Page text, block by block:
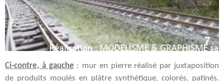
Ci-contre, à gauche : mur en pierre réalisé par juxtaposition
de produits moulés en plâtre synthétique, colorés, patinés.